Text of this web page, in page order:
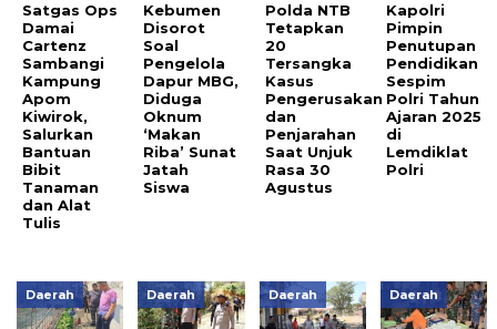
Satgas Ops
Damai
Cartenz
Sambangi
Kampung
Apom
Kiwirok,
Salurkan
Bantuan
Bibit
Tanaman
dan Alat
Tulis
Kebumen
Disorot
Soal
Pengelola
Dapur MBG,
Diduga
Oknum
‘Makan
Riba’ Sunat
Jatah
Siswa
Polda NTB
Tetapkan
20
Tersangka
Kasus
Pengerusakan
dan
Penjarahan
Saat Unjuk
Rasa 30
Agustus
Kapolri
Pimpin
Penutupan
Pendidikan
Sespim
Polri Tahun
Ajaran 2025
di
Lemdiklat
Polri
Daerah Daerah Daerah Daerah